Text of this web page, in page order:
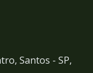
Santos - SP,